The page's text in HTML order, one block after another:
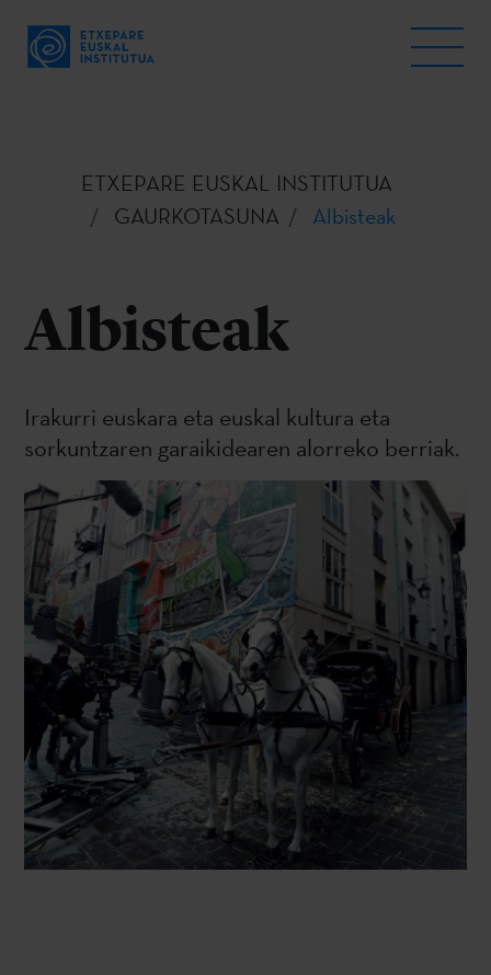
ETXEPARE EUSKAL INSTITUTUA
GAURKOTASUNA
Albisteak
Albisteak
Irakurri euskara eta euskal kultura eta
sorkuntzaren garaikidearen alorreko berriak.